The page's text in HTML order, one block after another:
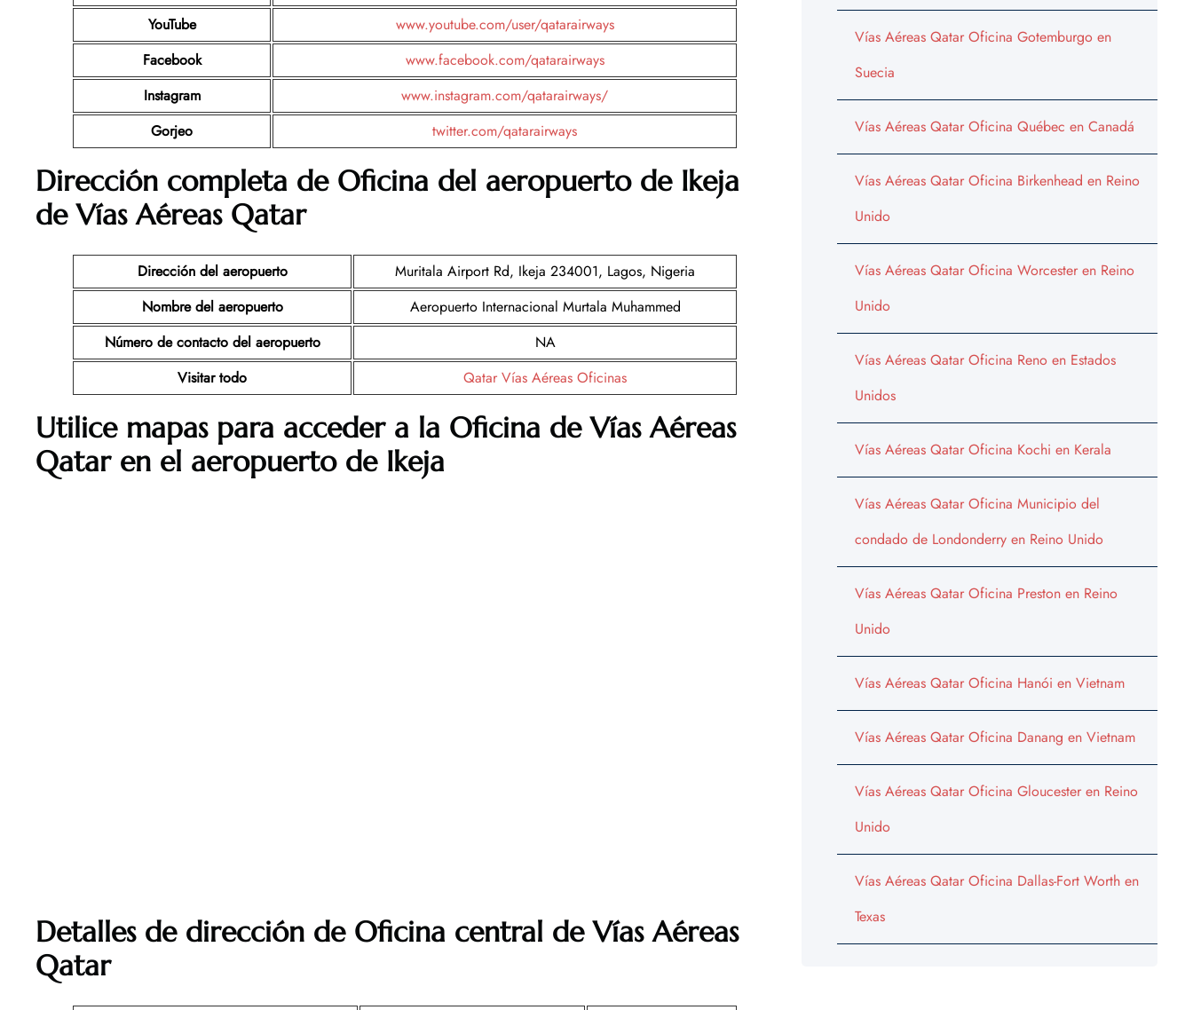
YouTube
www.youtube.com/user/qatarairways
Facebook
www.facebook.com/qatarairways
Instagram
www.instagram.com/qatarairways/
Gorjeo
twitter.com/qatarairways
Dirección completa de Oficina del aeropuerto de Ikeja
de Vías Aéreas Qatar
Dirección del aeropuerto
Muritala Airport Rd, Ikeja 234001, Lagos, Nigeria
Nombre del aeropuerto
Aeropuerto Internacional Murtala Muhammed
Número de contacto del aeropuerto
NA
Visitar todo
Qatar Vías Aéreas Oficinas
Utilice mapas para acceder a la Oficina de Vías Aéreas
Qatar en el aeropuerto de Ikeja
Detalles de dirección de Oficina central de Vías Aéreas
Qatar
Vías Aéreas Qatar Oficina Gotemburgo en
Suecia
Vías Aéreas Qatar Oficina Québec en Canadá
Vías Aéreas Qatar Oficina Birkenhead en Reino
Unido
Vías Aéreas Qatar Oficina Worcester en Reino
Unido
Vías Aéreas Qatar Oficina Reno en Estados
Unidos
Vías Aéreas Qatar Oficina Kochi en Kerala
Vías Aéreas Qatar Oficina Municipio del
condado de Londonderry en Reino Unido
Vías Aéreas Qatar Oficina Preston en Reino
Unido
Vías Aéreas Qatar Oficina Hanói en Vietnam
Vías Aéreas Qatar Oficina Danang en Vietnam
Vías Aéreas Qatar Oficina Gloucester en Reino
Unido
Vías Aéreas Qatar Oficina Dallas-Fort Worth en
Texas